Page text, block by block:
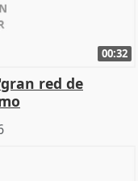
00:32
red de